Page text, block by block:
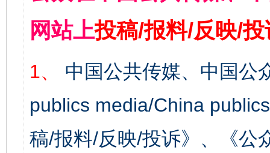
网站上投稿/报料/反映/
1、
中国公共传媒、中国公
publics media/China
稿/报料/反映/投诉》、《公